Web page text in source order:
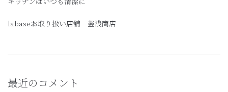
labaseお取り扱い店舗 釡浅商店
最近のコメント